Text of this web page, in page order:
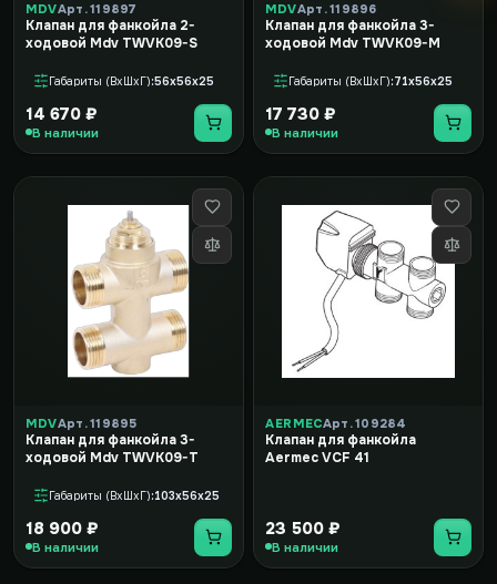
MDVАрт. 119897
Клапан для фанкойла 2-
ходовой Mdv TWVK09-S
Габариты (ВxШxГ) 56x56x25
14 670 ₽
В наличии
MDVАрт. 119896
Клапан для фанкойла 3-
ходовой Mdv TWVK09-M
Габариты (ВxШxГ) 71x56x25
17 730 ₽
В наличии
MDVАрт. 119895
Клапан для фанкойла 3-
ходовой Mdv TWVK09-T
Габариты (ВxШxГ) 103x56x25
18 900 ₽
В наличии
AERMECАрт. 109284
Клапан для фанкойла
Aermec VCF 41
23 500 ₽
В наличии